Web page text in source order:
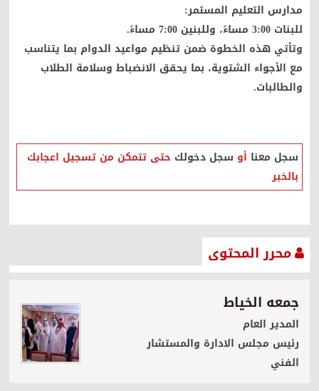
مدارس التعليم المستمر:
للبنات 3:00 مساءً، وللبنين 7:00 مساءً.
وتأتي هذه الخطوة ضمن تنظيم مواعيد الدوام بما يتناسب
مع الأجواء الشتوية، بما يحقق الانضباط وسلامة الطلاب
والطالبات.
سجل معنا أو سجل دخولك حتى تتمكن من تسجيل اعجابك
بالخبر
محرر المحتوى
جمعه الخياط
المدير العام
رئيس مجلس الادارة والمستشار
الفني